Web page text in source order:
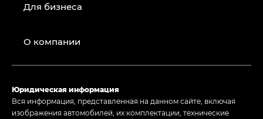
Для бизнеса
О компании
Юридическая информация
Вся информация, представленная на данном сайте, включая
изображения автомобилей, их комплектации, технические